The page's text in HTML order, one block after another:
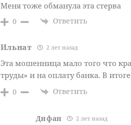
Меня тоже обманула эта стерва
0 Ответить
Ильнат 2 лет назад
Эта мошенница мало того что
труды» и на оплату банка. В
0 Ответить
Дифан 2 лет назад